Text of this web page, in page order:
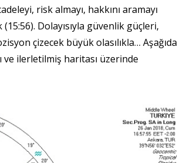
risk almayı, hakkını aramayı
Dolayısıyla güvenlik güçleri,
çizecek büyük olasılıkla… Aşağıda
ve ilerletilmiş haritası üzerinde